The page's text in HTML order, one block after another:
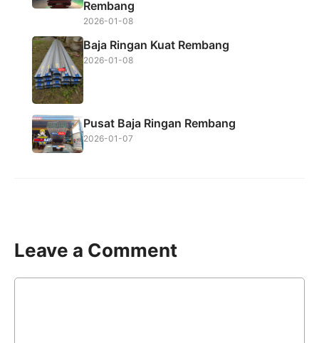
Rembang
2026-01-08
Baja Ringan Kuat Rembang
2026-01-08
Pusat Baja Ringan Rembang
2026-01-07
Leave a Comment
Comment